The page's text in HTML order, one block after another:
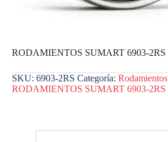
RODAMIENTOS SUMART 6903-2RS
SKU: 6903-2RS Categoría: Rodamientos
RODAMIENTOS SUMART 6903-2RS